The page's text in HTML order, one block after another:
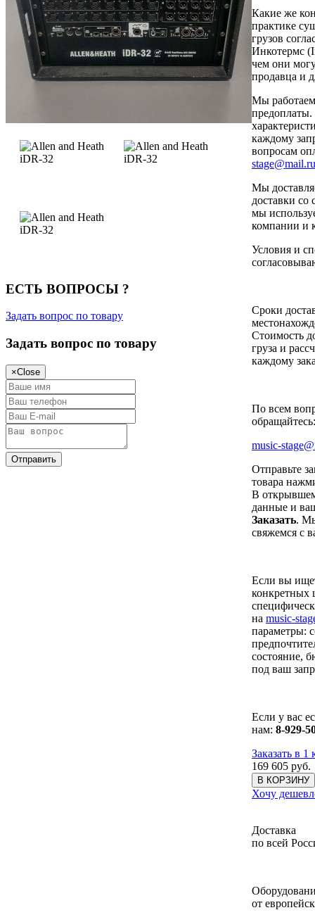
ЕСТЬ ВОПРОСЫ ?
Задать вопрос по товару
Задать вопрос по товару
×Close
Какие же
практике
грузов
Инкотермс
чем они
продавца и
Мы
предоплаты.
каждому
вопросам
stage@mail.ru
Мы
доставки со
мы
компании и
Условия и
Сроки
Стоимость
груза и
каждому
По всем
обращайтесь:
music-
Отправьте
товара
В
данные и
Заказать.
свяжемся с
Если вы
конкретных
на music-
параметры:
состояние,
под ваш
Если у вас
нам: 8-929-
Заказать в 1
169 605 руб.
В КОРЗИНУ
Хочу
Доставка
по всей
от